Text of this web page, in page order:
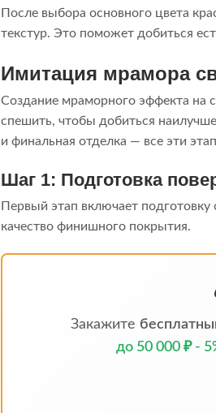
После выбора основного цвета
текстур. Это поможет добиться
Имитация мрамора
Создание мраморного эффекта на
спешить, чтобы добиться
и финальная отделка — все эти
Шаг 1: Подготовка
Первый этап включает
качество финишного покрытия.
Закажите
до 50 000 ₽ -